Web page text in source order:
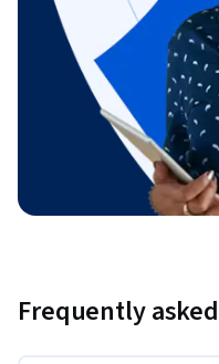
Frequently